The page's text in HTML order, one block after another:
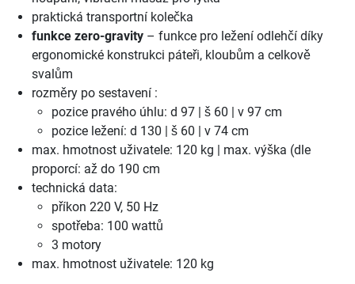
praktická transportní kolečka
funkce zero-gravity – funkce pro ležení odlehčí díky
ergonomické konstrukci páteři, kloubům a celkově
svalům
rozměry po sestavení :
pozice pravého úhlu: d 97 | š 60 | v 97 cm
pozice ležení: d 130 | š 60 | v 74 cm
max. hmotnost uživatele: 120 kg | max. výška (dle
proporcí: až do 190 cm
technická data:
příkon 220 V, 50 Hz
spotřeba: 100 wattů
3 motory
max. hmotnost uživatele: 120 kg